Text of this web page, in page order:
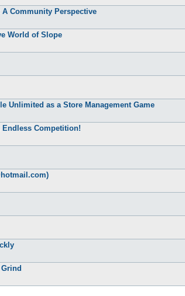
Community Perspective
World of Slope
Unlimited as a Store Management Game
Competition!